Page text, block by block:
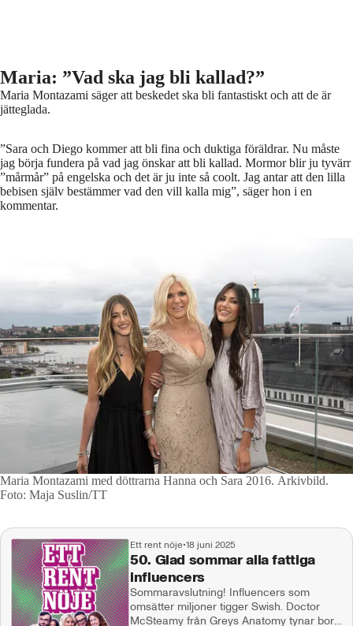
Maria: ”Vad ska jag bli kallad?”
Maria Montazami säger att beskedet ska bli fantastiskt och att de är
jätteglada.
”Sara och Diego kommer att bli fina och duktiga föräldrar. Nu måste
jag börja fundera på vad jag önskar att bli kallad. Mormor blir ju tyvärr
”mårmår” på engelska och det är ju inte så coolt. Jag antar att den lilla
bebisen själv bestämmer vad den vill kalla mig”, säger hon i en
kommentar.
Maria Montazami med döttrarna Hanna och Sara 2016. Arkivbild.
Foto: Maja Suslin/TT
Ett rent nöje•18 juni 2025
50. Glad sommar alla fattiga
influencers
Sommaravslutning! Influencers som
omsätter miljoner tigger Swish. Doctor
McSteamy från Greys Anatomy tynar bort